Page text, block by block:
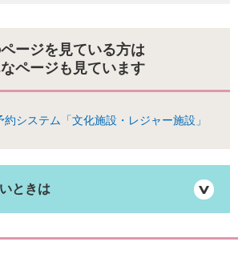
ージを見ている方は
ページも見ています
システム「文化施設・レジャー施設」
ときは